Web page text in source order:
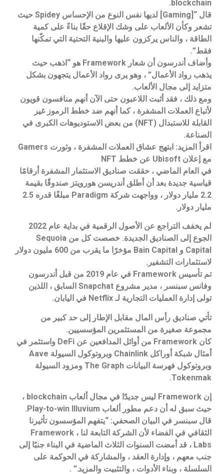
blockchain.
قال “[Gaming] لديها نفس النوع من الإحساس Spidey حيث
تشعر وكأن الألعاب على وشك الإقلاع حقًا بناءً على كمية
الطاقة ، والناس يركزون عليها والبنية التحتية التي تمكّنها
فقط”.
وأضاف أندرسون أن شعار Framework هو “اذهب حيث
يذهب رواد الأعمال” ، وهو يرى رواد الأعمال يتجهون بشكل
متزايد إلى مجال الألعاب.
ومع ذلك ، فقد أثبت اللاعبون حتى الآن أنهم منافسون قويون
لأتباع العملات المشفرة ، كما أنهم ضد خطط الرموز غير
القابلة للاستبدال (NFT) من بعض الاستوديوهات الكبرى في
الصناعة.
اقرأ المزيد: ابتهج عشاق العملات المشفرة ، وثورت Gamers
مع إعلان Ubisoft عن خطط NFT
في العام الماضي ، حققت صناديق الاستثمار المشفرة أرقامًا
قياسية جديدة بعد أن أطلق أندريسن هورويتز صندوقًا بقيمة
2.2 مليار دولار ، وواجهت شركة Paradigm مبلغًا قدره 2.5
مليار دولار.
لم يخفف التراجع عن الأصول الرقمية في بداية عام 2022
الجوع إلى الصناديق الجديدة. خصصت كل من Sequoia
Capital و Bain Capital مؤخرًا ما يقرب من 600 مليون دولار
لاستثمارات التشفير.
تم تأسيس Framework في عام 2019 من قبل أندرسون
وفانس سبنسر ، مدير مشروع Snapchat السابق ، اللذين
تولى إدارة العمليات التجارية لـ Netflix في اليابان.
تأتي صناديق رأس المال مقابل الإطار إلى حد كبير من
مجموعة صغيرة من المستثمرين المؤسسيين.
كان Framework من أوائل المدافعين عن DeFi واستثمر في
أمثال شبكة أوراكل Chainlink وبروتوكول السيولة Aave
وبروتوكول فهرسة البيانات The Graph ومزود السيولة
Tokenmak.
إن Framework ليس جديدًا في مجال ألعاب blockchain ،
حيث سبق له أن دعم مطور ألعاب Play-to-win Illuvium.
قال سبنسر في البيان الصحفي: “يتفهم المؤسسون تأثيرنا
الثقافي في الفضاء لأن الشركة التابعة لنا ، Framework
Labs ، قد أمضت السنوات الثلاث الماضية في البناء جنبًا إلى
جنب معهم ، وإدارة العقد ، والمشاركة في الحوكمة على
السلسلة ، وبناء الأدوات ، والتثبيت والمزيد.” .